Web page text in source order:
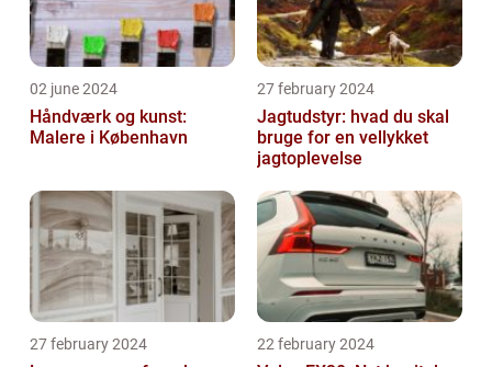
02 june 2024
Håndværk og kunst:
Malere i København
27 february 2024
Jagtudstyr: hvad du skal
bruge for en vellykket
jagtoplevelse
27 february 2024 22 february 2024